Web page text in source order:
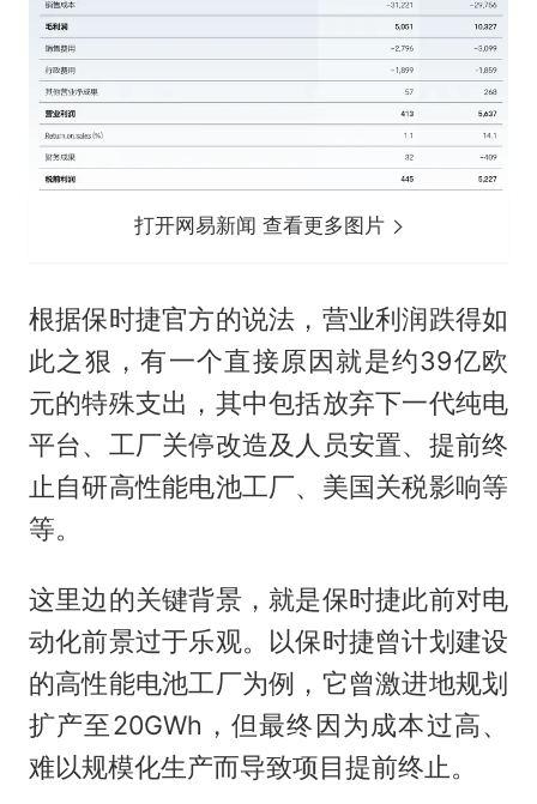
打开网易新闻 查看更多图片
根据保时捷官方的说法，营业利润跌得如
此之狠，有一个直接原因就是约39亿欧
元的特殊支出，其中包括放弃下一代纯电
平台、工厂关停改造及人员安置、提前终
止自研高性能电池工厂、美国关税影响等
等。
这里边的关键背景，就是保时捷此前对电
动化前景过于乐观。以保时捷曾计划建设
的高性能电池工厂为例，它曾激进地规划
扩产至20GWh，但最终因为成本过高、
难以规模化生产而导致项目提前终止。